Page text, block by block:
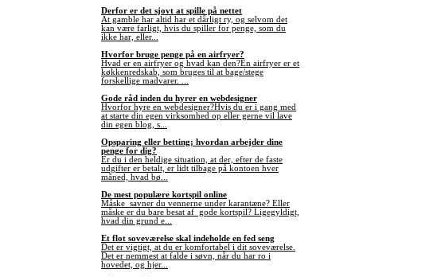
Derfor er det sjovt at spille på nettet
At gamble har altid har et dårligt ry, og selvom det
kan være farligt, hvis du spiller for penge, som du
ikke har, eller...
Hvorfor bruge penge på en airfryer?
Hvad er en airfryer og hvad kan den?En airfryer er et
køkkenredskab, som bruges til at bage/stege
forskellige madvarer. ...
Gode råd inden du hyrer en webdesigner
Hvorfor hyre en webdesigner?Hvis du er i gang med
at starte din egen virksomhed op eller gerne vil lave
din egen blog, s...
Opsparing eller betting; hvordan arbejder dine
penge for dig?
Er du i den heldige situation, at der, efter de faste
udgifter er betalt, er lidt tilbage på kontoen hver
måned, hvad bø...
De mest populære kortspil online
Måske savner du vennerne under karantæne? Eller
måske er du bare besat af gode kortspil? Ligegyldigt,
hvad din grund e...
Et flot soveværelse skal indeholde en fed seng
Det er vigtigt, at du er komfortabel i dit soveværelse.
Det er nemmest at falde i søvn, når du har ro i
hovedet, og hjer...